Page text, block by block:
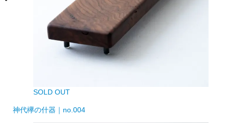
SOLD OUT
神代欅の什器｜no.004